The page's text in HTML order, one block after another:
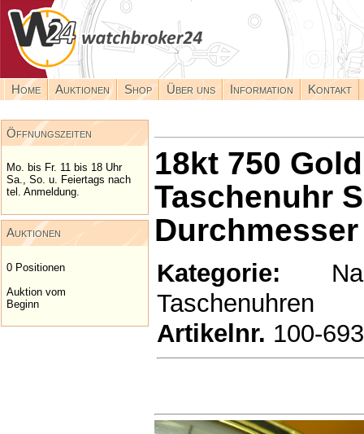
Home Auktionen Shop Über uns Information Kontakt
Öffnungszeiten
Mo. bis Fr. 11 bis 18 Uhr
Sa., So. u. Feiertags nach
tel. Anmeldung.
Auktionen
0 Positionen
Auktion vom
Beginn
18kt 750
Taschenuhr
Kategorie:
Taschenuhren
Artikelnr. 100-693